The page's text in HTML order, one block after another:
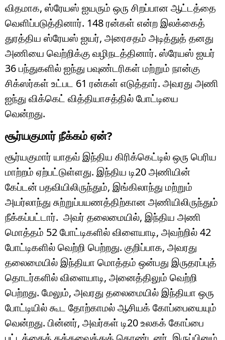
விதமாக, ஸ்ரேயஸ் ஐயரும் ஒரு சிறப்பான ஆட்டத்தை
வெளிப்படுத்தினார். 148 ரன்கள் என்ற இலக்கைத்
துரத்திய ஸ்ரேயஸ் ஐயர், அரைசதம் அடித்துத் தனது
அணியை வெற்றிக்கு வழிநடத்தினார். ஸ்ரேயஸ் ஐயர்
36 பந்துகளில் ஐந்து பவுண்டரிகள் மற்றும் நான்கு
சிக்ஸர்கள் உட்பட 61 ரன்கள் எடுத்தார். அவரது அணி
ஐந்து விக்கெட் வித்தியாசத்தில் போட்டியை
வென்றது.
சூர்யகுமார் நீக்கம் ஏன்?
சூர்யகுமார் யாதவ் இந்திய கிரிக்கெட்டில் ஒரு பெரிய
மாற்றம் ஏற்பட்டுள்ளது. இந்திய டி20 அணியின்
கேப்டன் பதவியிலிருந்தும், இங்கிலாந்து மற்றும்
அயர்லாந்து சுற்றுப்பயணத்திற்கான அணியிலிருந்தும்
நீக்கப்பட்டார். அவர் தலைமையில், இந்திய அணி
மொத்தம் 52 போட்டிகளில் விளையாடி, அவற்றில் 42
போட்டிகளில் வெற்றி பெற்றது. குறிப்பாக, அவரது
தலைமையில் இந்தியா மொத்தம் ஒன்பது இருதரப்புத்
தொடர்களில் விளையாடி, அனைத்திலும் வெற்றி
பெற்றது. மேலும், அவரது தலைமையில் இந்தியா ஒரு
போட்டியில் கூட தோற்காமல் ஆசியக் கோப்பையையும்
வென்றது. பின்னர், அவர்கள் டி20 உலகக் கோப்பை